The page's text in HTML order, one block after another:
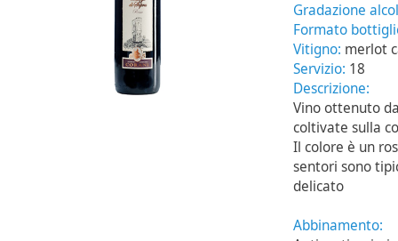
Gradazione
Formato
Vitigno: merlot
Servizio: 18
Descrizione:
Vino ottenuto
coltivate sulla
Il colore è un
sentori sono
delicato
Abbinamento: